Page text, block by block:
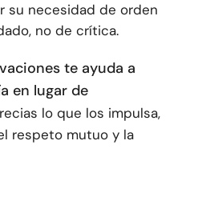
su necesidad de orden
no de crítica.
te ayuda a
en lugar de
lo que los impulsa,
respeto mutuo y la